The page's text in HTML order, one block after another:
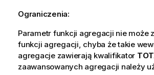
Ograniczenia:
Parametr funkcji agregacji nie może
funkcji agregacji, chyba że takie
agregacje zawierają kwalifikator
zaawansowanych agregacji należy